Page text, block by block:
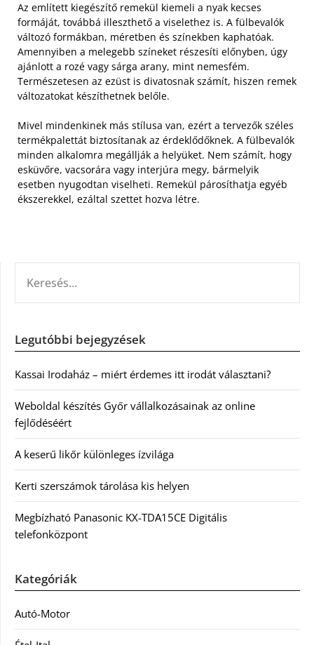
Az említett kiegészítő remekül kiemeli a nyak kecses
formáját, továbbá illeszthető a viselethez is. A fülbevalók
változó formákban, méretben és színekben kaphatóak.
Amennyiben a melegebb színeket részesíti előnyben, úgy
ajánlott a rozé vagy sárga arany, mint nemesfém.
Természetesen az ezüst is divatosnak számít, hiszen remek
változatokat készíthetnek belőle.
Mivel mindenkinek más stílusa van, ezért a tervezők széles
termékpalettát biztosítanak az érdeklődőknek. A fülbevalók
minden alkalomra megállják a helyüket. Nem számít, hogy
esküvőre, vacsorára vagy interjúra megy, bármelyik
esetben nyugodtan viselheti. Remekül párosíthatja egyéb
ékszerekkel, ezáltal szettet hozva létre.
Legutóbbi bejegyzések
Kassai Irodaház – miért érdemes itt irodát választani?
Weboldal készítés Győr vállalkozásainak az online
fejlődéséért
A keserű likőr különleges ízvilága
Kerti szerszámok tárolása kis helyen
Megbízható Panasonic KX-TDA15CE Digitális
telefonközpont
Kategóriák
Autó-Motor